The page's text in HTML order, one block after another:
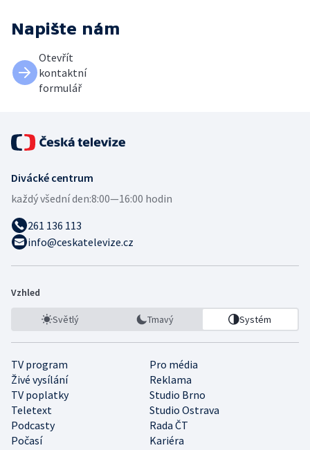
Napište nám
Otevřít
kontaktní
formulář
Divácké centrum
každý všední den:8:00—16:00 hodin
261 136 113
info@ceskatelevize.cz
Vzhled
Světlý Tmavý Systém
TV program
Pro média
Živé vysílání
Reklama
TV poplatky
Studio Brno
Teletext
Studio Ostrava
Podcasty
Rada ČT
Počasí
Kariéra